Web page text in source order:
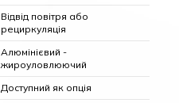
Відвід повітря або
рециркуляція
Алюмінієвий -
жироуловлюючий
Доступний як опція